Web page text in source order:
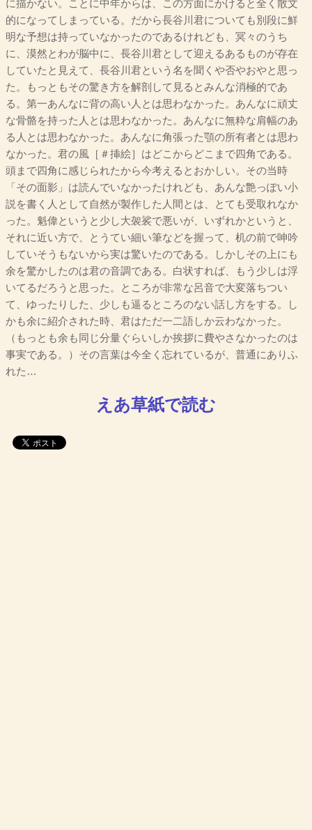
に描かない。ことに中年からは、この方面にかけると全く散文
的になってしまっている。だから長谷川君についても別段に鮮
明な予想は持っていなかったのであるけれども、冥々のうち
に、漠然とわが脳中に、長谷川君として迎えるあるものが存在
していたと見えて、長谷川君という名を聞くや否やおやと思っ
た。もっともその驚き方を解剖して見るとみんな消極的であ
る。第一あんなに背の高い人とは思わなかった。あんなに頑丈
な骨骼を持った人とは思わなかった。あんなに無粋な肩幅のあ
る人とは思わなかった。あんなに角張った顎の所有者とは思わ
なかった。君の風［＃挿絵］はどこからどこまで四角である。
頭まで四角に感じられたから今考えるとおかしい。その当時
「その面影」は読んでいなかったけれども、あんな艶っぽい小
説を書く人として自然が製作した人間とは、とても受取れなか
った。魁偉というと少し大袈裟で悪いが、いずれかというと、
それに近い方で、とうてい細い筆などを握って、机の前で呻吟
していそうもないから実は驚いたのである。しかしその上にも
余を驚かしたのは君の音調である。白状すれば、もう少しは浮
いてるだろうと思った。ところが非常な呂音で大変落ちつい
て、ゆったりした、少しも逼るところのない話し方をする。し
かも余に紹介された時、君はただ一二語しか云わなかった。
（もっとも余も同じ分量ぐらいしか挨拶に費やさなかったのは
事実である。）その言葉は今全く忘れているが、普通にありふ
れた…
えあ草紙で読む